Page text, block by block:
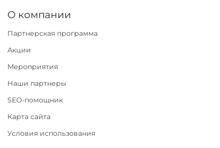
О компании
Партнерская программа
Акции
Мероприятия
Наши партнеры
SEO-помощник
Карта сайта
Условия использования